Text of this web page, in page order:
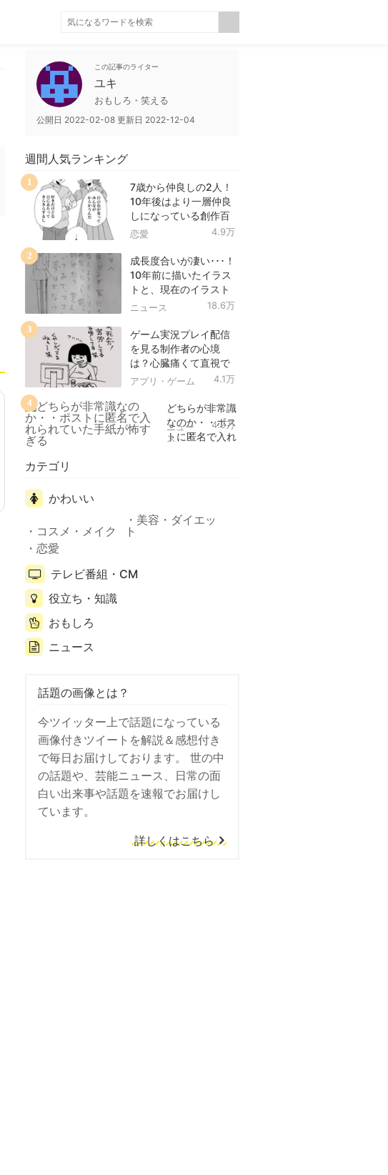
この記事のライター
ユキ
おもしろ・笑える
公開日 2022-02-08 更新日 2022-12-04
週間人気ランキング
7歳から仲良しの2人！
10年後はより一層仲良
しになっている創作百
合！
恋愛 4.9万
1
成長度合いが凄い･･･！
10年前に描いたイラス
トと、現在のイラスト
を投稿したツイートが
ニュース 18.6万
2
ゲーム実況プレイ配信
を見る制作者の心境
は？心臓痛くて直視で
きなかった！
アプリ・ゲーム 4.1万
3
どちらが非常識
なのか・・ポス
トに匿名で入れ
ニュー
ス
4.9万
4
カテゴリ
かわいい
コスメ・メイク
美容・ダイエッ
ト
恋愛
テレビ番組・CM
役立ち・知識
おもしろ
ニュース
話題の画像とは？
今ツイッター上で話題になっている
画像付きツイートを解説＆感想付き
で毎日お届けしております。 世の中
の話題や、芸能ニュース、日常の面
白い出来事や話題を速報でお届けし
ています。
詳しくはこちら